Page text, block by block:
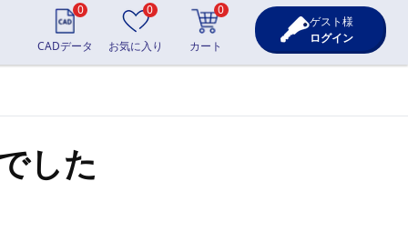
0
CADデータ
0
お気に入り
0
カート
ゲスト様
ログイン
した